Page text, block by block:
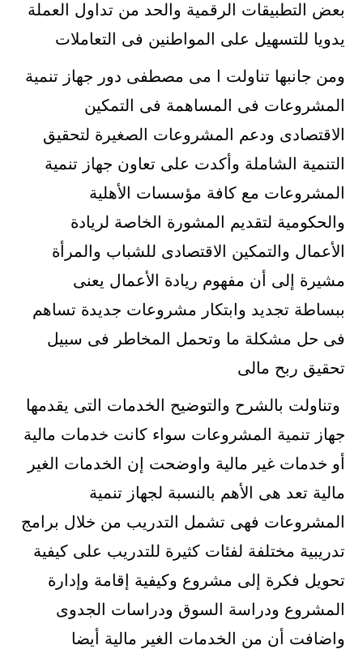
بعض التطبيقات الرقمية والحد من تداول العملة
يدويا للتسهيل على المواطنين فى التعاملات
ومن جانبها تناولت ا مى مصطفى دور جهاز تنمية
المشروعات فى المساهمة فى التمكين
الاقتصادى ودعم المشروعات الصغيرة لتحقيق
التنمية الشاملة وأكدت على تعاون جهاز تنمية
المشروعات مع كافة مؤسسات الأهلية
والحكومية لتقديم المشورة الخاصة لريادة
الأعمال والتمكين الاقتصادى للشباب والمرأة
مشيرة إلى أن مفهوم ريادة الأعمال يعنى
ببساطة تجديد وابتكار مشروعات جديدة تساهم
فى حل مشكلة ما وتحمل المخاطر فى سبيل
تحقيق ربح مالى
وتناولت بالشرح والتوضيح الخدمات التى يقدمها
جهاز تنمية المشروعات سواء كانت خدمات مالية
أو خدمات غير مالية واوضحت إن الخدمات الغير
مالية تعد هى الأهم بالنسبة لجهاز تنمية
المشروعات فهى تشمل التدريب من خلال برامج
تدريبية مختلفة لفئات كثيرة للتدريب على كيفية
تحويل فكرة إلى مشروع وكيفية إقامة وإدارة
المشروع ودراسة السوق ودراسات الجدوى
واضافت أن من الخدمات الغير مالية أيضا